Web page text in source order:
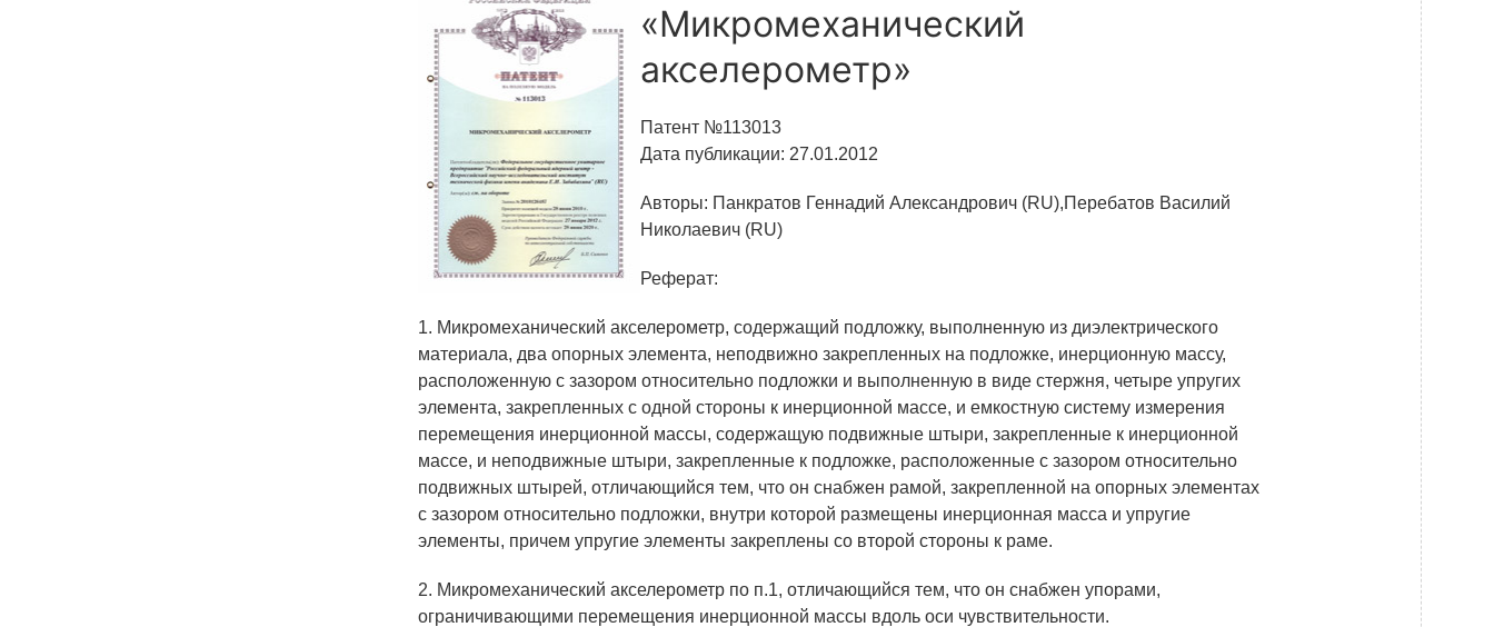
Контакты
Спецкафедра УРФУ
Школа молодого специалиста
Новый Снежинск
Оформление анкетного материала РФЯЦ -
ВНИИТФ
Профессиональное обучение
Практика для студентов
«Микромеханический
акселерометр»
Патент №113013
Дата публикации: 27.01.2012
Авторы: Панкратов Геннадий Александрович (RU),Перебатов Василий
Николаевич (RU)
Реферат:
1. Микромеханический акселерометр, содержащий подложку, выполненную из диэлектрического
материала, два опорных элемента, неподвижно закрепленных на подложке, инерционную массу,
расположенную с зазором относительно подложки и выполненную в виде стержня, четыре упругих
элемента, закрепленных с одной стороны к инерционной массе, и емкостную систему измерения
перемещения инерционной массы, содержащую подвижные штыри, закрепленные к инерционной
массе, и неподвижные штыри, закрепленные к подложке, расположенные с зазором относительно
подвижных штырей, отличающийся тем, что он снабжен рамой, закрепленной на опорных элементах
с зазором относительно подложки, внутри которой размещены инерционная масса и упругие
элементы, причем упругие элементы закреплены со второй стороны к раме.
2. Микромеханический акселерометр по п.1, отличающийся тем, что он снабжен упорами,
ограничивающими перемещения инерционной массы вдоль оси чувствительности.